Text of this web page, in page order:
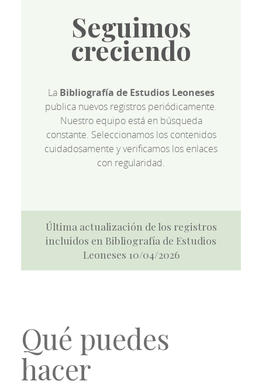
Seguimos
creciendo
La Bibliografía de Estudios Leoneses
publica nuevos registros periódicamente.
Nuestro equipo está en búsqueda
constante. Seleccionamos los contenidos
cuidadosamente y verificamos los enlaces
con regularidad.
Última actualización de los registros
incluidos en Bibliografía de Estudios
Leoneses 10/04/2026
Qué puedes
hacer